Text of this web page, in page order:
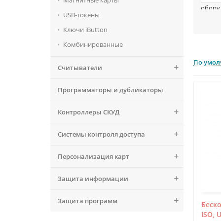
USB-токены
Ключи iButton
Комбинированные
Считыватели
Программаторы и дубликаторы
Контроллеры СКУД
Системы контроля доступа
Персонализация карт
Защита информации
Защита программ
Не
либо
при
По
ISO,